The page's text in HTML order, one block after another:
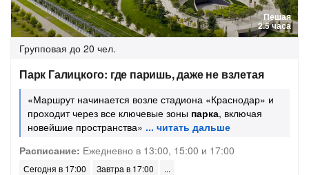
Пешая
2.5 часа
Групповая до 20 чел.
Парк Галицкого: где паришь, даже не взлетая
«Маршрут начинается возле стадиона «Краснодар» и
проходит через все ключевые зоны парка, включая
новейшие пространства»
Расписание: Ежедневно в 13:00, 15:00 и 17:00
Сегодня в 17:00 Завтра в 17:00